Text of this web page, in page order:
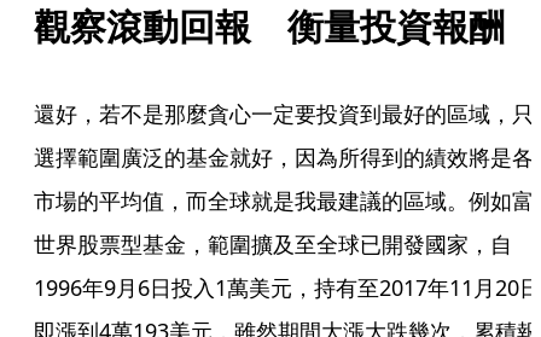
觀察滾動回報　衡量投資報酬
還好，若不是那麼貪心一定要投資到最好的區域，只
選擇範圍廣泛的基金就好，因為所得到的績效將是各
市場的平均值，而全球就是我最建議的區域。例如富
世界股票型基金，範圍擴及至全球已開發國家，自
1996年9月6日投入1萬美元，持有至2017年11月20日
即漲到4萬193美元，雖然期間大漲大跌幾次，累積報